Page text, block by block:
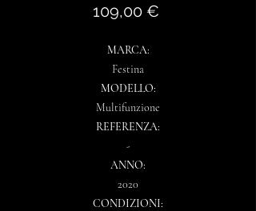
109,00 €
MARCA:
Festina
MODELLO:
Multifunzione
REFERENZA:
-
ANNO:
2020
CONDIZIONI: